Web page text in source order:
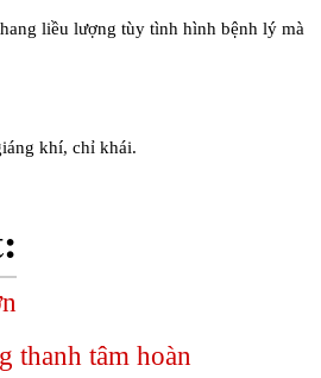
liều lượng tùy tình hình bệnh lý mà
khí, chỉ khái.
thanh tâm hoàn